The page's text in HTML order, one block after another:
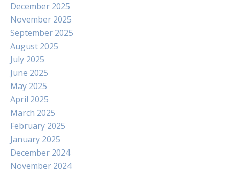
December 2025
November 2025
September 2025
August 2025
July 2025
June 2025
May 2025
April 2025
March 2025
February 2025
January 2025
December 2024
November 2024